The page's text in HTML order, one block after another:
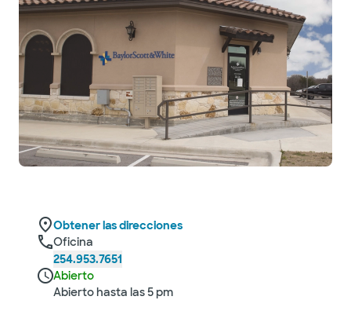
Obtener las direcciones
Oficina
254.953.7651
Abierto
Abierto hasta las 5 pm